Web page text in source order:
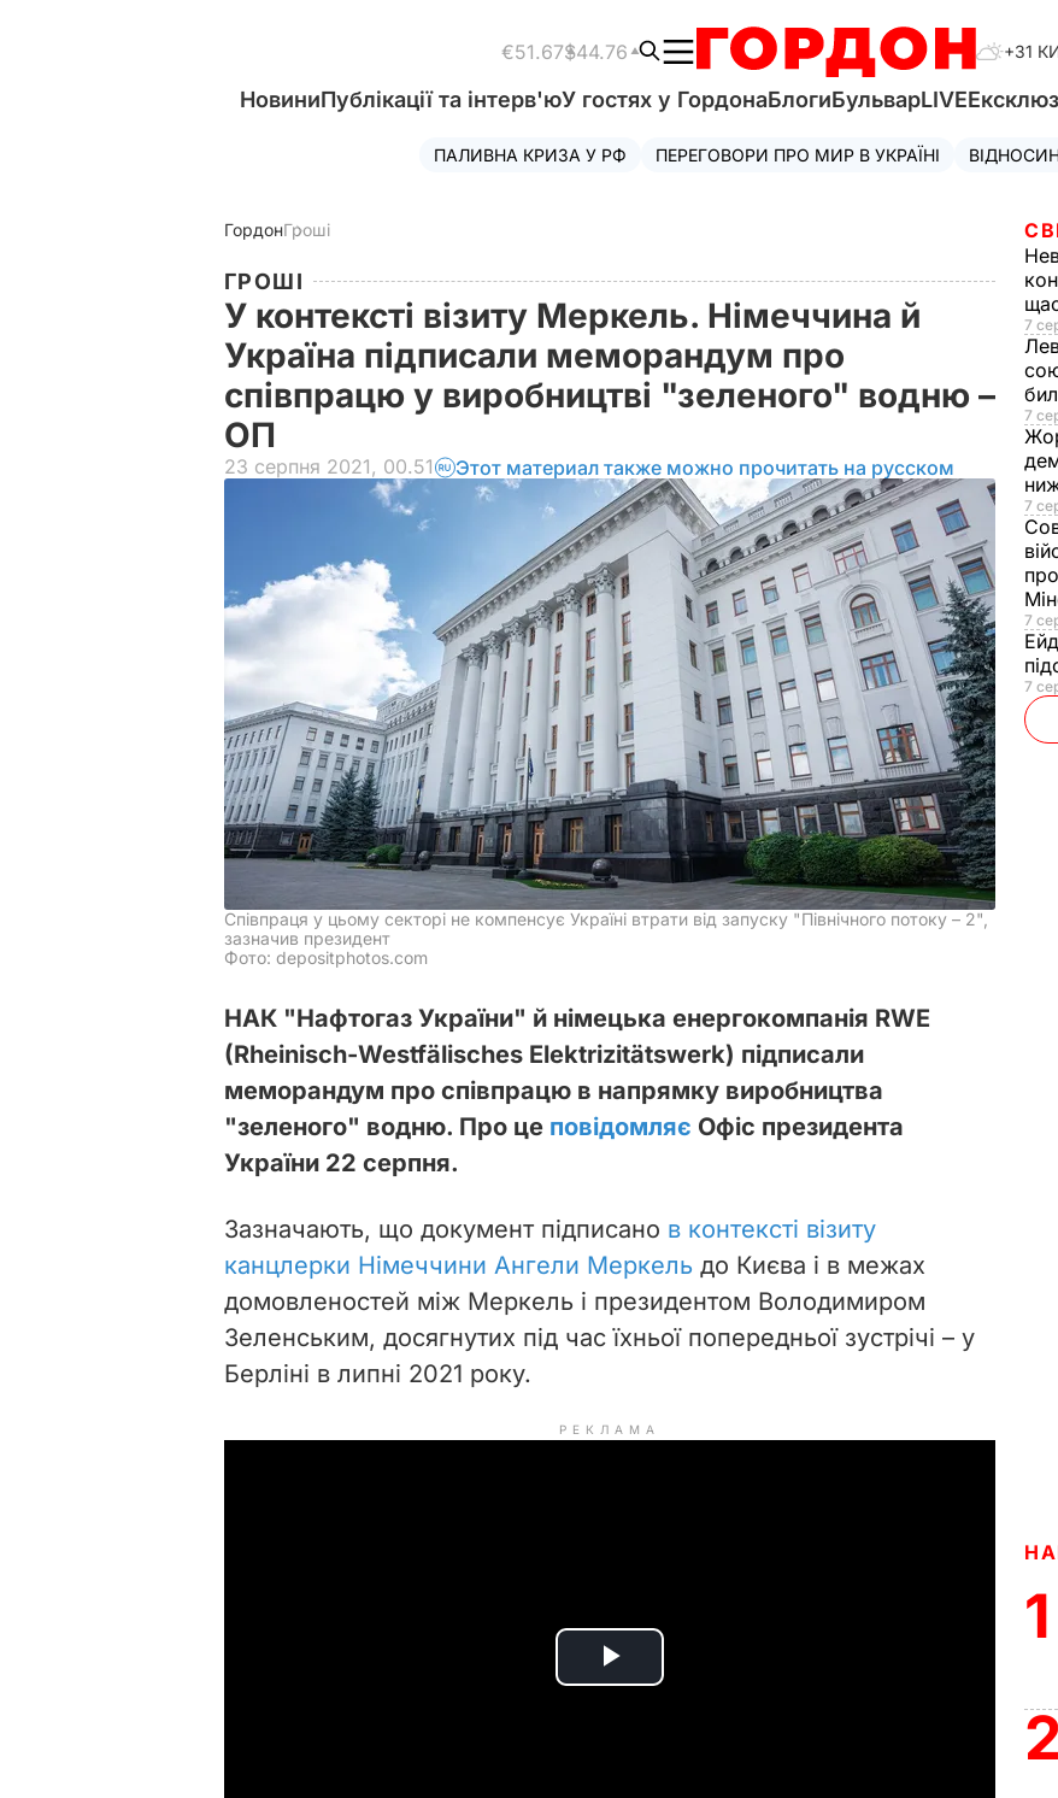
€51.67$44.76 +31
НовиниПублікації та інтерв'юУ гостях у ГордонаБлогиБульварLIVE
ПАЛИВНА КРИЗА У РФ ПЕРЕГОВОРИ ПРО МИР В УКРАЇНІ
ГордонГроші
ГРОШІ
У контексті візиту Меркель. Німеччина й
Україна підписали меморандум про
співпрацю у виробництві "зеленого" водню –
ОП
23 серпня 2021, 00.51 Этот материал также можно прочитать на русском
Співпраця у цьому секторі не компенсує Україні втрати від запуску "Північного потоку – 2",
зазначив президент
Фото: depositphotos.com
НАК "Нафтогаз України" й німецька енергокомпанія RWE
(Rheinisch-Westfälisches Elektrizitätswerk) підписали
меморандум про співпрацю в напрямку виробництва
"зеленого" водню. Про це повідомляє Офіс президента
України 22 серпня.
Зазначають, що документ підписано в контексті візиту
канцлерки Німеччини Ангели Меркель до Києва і в межах
домовленостей між Меркель і президентом Володимиром
Зеленським, досягнутих під час їхньої попередньої зустрічі – у
Берліні в липні 2021 року.
РЕКЛАМА
P
7
7
7
7
7
1
2